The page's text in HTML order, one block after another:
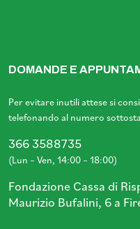
DOMANDE E
Per evitare inutili attese si
telefonando al numero
366 3588735
(Lun – Ven, 14:00 – 18:00)
Fondazione Cassa di
Maurizio Bufalini, 6 a